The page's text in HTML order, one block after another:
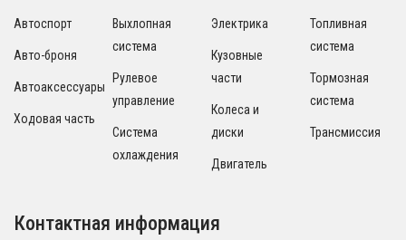
Автоспорт
Авто-броня
Автоаксессуары
Ходовая часть
Выхлопная
система
Рулевое
управление
Система
охлаждения
Электрика
Кузовные
части
Колеса и
диски
Двигатель
Топливная
система
Тормозная
система
Трансмиссия
Контактная информация